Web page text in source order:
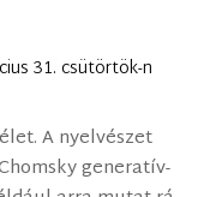
31. csütörtök-n
A nyelvészet
generatív-